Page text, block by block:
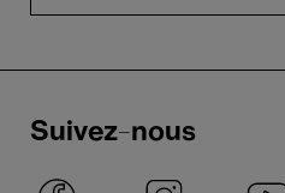
Suivez-nous